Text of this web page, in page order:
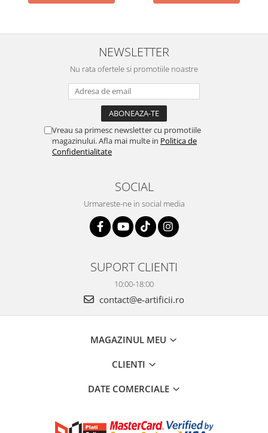
NEWSLETTER
Nu rata ofertele si promotiile noastre
Vreau sa primesc newsletter cu promotiile
magazinului. Afla mai multe in Politica de
Confidentialitate
SOCIAL
Urmareste-ne in social media
SUPORT CLIENTI
10:00-18:00
contact@e-artificii.ro
MAGAZINUL MEU
CLIENTI
DATE COMERCIALE